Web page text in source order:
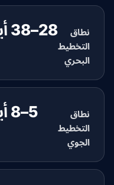
نطاق
التخطيط
البحري
28–38 أيام
نطاق
التخطيط
الجوي
5–8 أيام